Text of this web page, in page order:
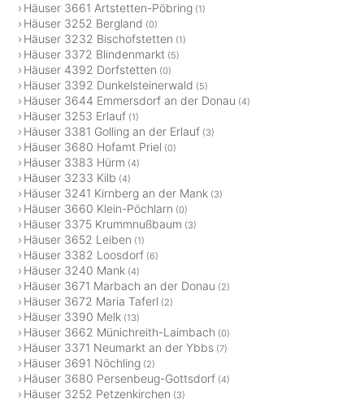
Häuser 3661 Artstetten-Pöbring (1)
Häuser 3252 Bergland (0)
Häuser 3232 Bischofstetten (1)
Häuser 3372 Blindenmarkt (5)
Häuser 4392 Dorfstetten (0)
Häuser 3392 Dunkelsteinerwald (5)
Häuser 3644 Emmersdorf an der Donau (4)
Häuser 3253 Erlauf (1)
Häuser 3381 Golling an der Erlauf (3)
Häuser 3680 Hofamt Priel (0)
Häuser 3383 Hürm (4)
Häuser 3233 Kilb (4)
Häuser 3241 Kirnberg an der Mank (3)
Häuser 3660 Klein-Pöchlarn (0)
Häuser 3375 Krummnußbaum (3)
Häuser 3652 Leiben (1)
Häuser 3382 Loosdorf (6)
Häuser 3240 Mank (4)
Häuser 3671 Marbach an der Donau (2)
Häuser 3672 Maria Taferl (2)
Häuser 3390 Melk (13)
Häuser 3662 Münichreith-Laimbach (0)
Häuser 3371 Neumarkt an der Ybbs (7)
Häuser 3691 Nöchling (2)
Häuser 3680 Persenbeug-Gottsdorf (4)
Häuser 3252 Petzenkirchen (3)